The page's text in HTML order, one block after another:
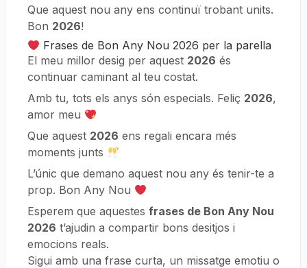
Que aquest nou any ens continuï trobant units.
Bon 2026!
Frases de Bon Any Nou 2026 per la parella
El meu millor desig per aquest 2026 és
continuar caminant al teu costat.
Amb tu, tots els anys són especials. Feliç 2026,
amor meu
Que aquest 2026 ens regali encara més
moments junts
L’únic que demano aquest nou any és tenir-te a
prop. Bon Any Nou
Esperem que aquestes frases de Bon Any Nou
2026 t’ajudin a compartir bons desitjos i
emocions reals.
Sigui amb una frase curta, un missatge emotiu o